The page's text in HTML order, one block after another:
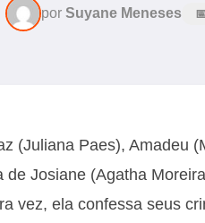
por Suyane Meneses
(Juliana Paes), Amadeu
de Josiane (Agatha
vez, ela confessa seus